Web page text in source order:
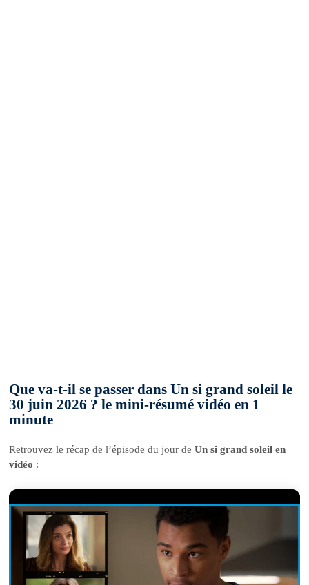
Que va-t-il se passer dans Un si grand soleil le
30 juin 2026 ? le mini-résumé vidéo en 1
minute
Retrouvez le récap de l’épisode du jour deUn si grand soleil en
vidéo :